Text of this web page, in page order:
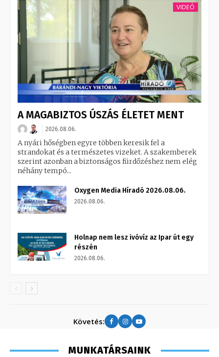
VIDEÓ
A MAGABIZTOS ÚSZÁS ÉLETET MENT
2026.08.06.
A nyári hőségben egyre többen keresik fel a
strandokat és a természetes vizeket. A szakemberek
szerint azonban a biztonságos fürdőzéshez nem elég
néhány tempó...
Oxygen Media Híradó 2026.08.06.
2026.08.06.
Holnap nem lesz ivóvíz az Ipar út egy
részén
2026.08.06.
Követés:
MUNKATÁRSAINK